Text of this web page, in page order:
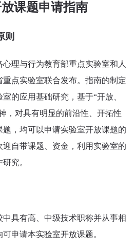
放课题申请指南
则
理与行为教育部重点实验室和人
点实验室联合发布。指南的制定
的应用基础研究，基于“开放、
，对具有明显的前沿性、开拓性
，均可以申请实验室开放课题的
自带课题、资金，利用实验室的
究。
具有高、中级技术职称并从事相
申请本实验室开放课题。